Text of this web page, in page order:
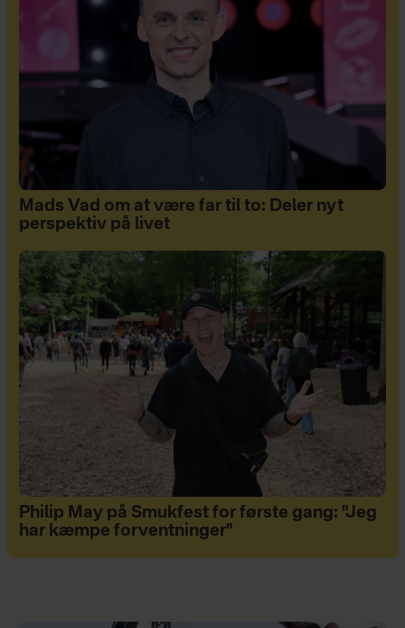
Mads Vad om at være far til to: Deler nyt
perspektiv på livet
Philip May på Smukfest for første gang: "Jeg
har kæmpe forventninger"